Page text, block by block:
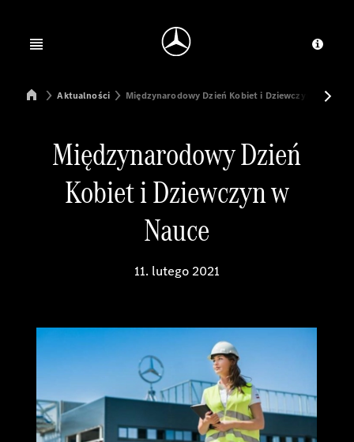
Open menu
Mercedes-Benz Manufacturing Poland
Aktualności Międzynarodowy Dzień Kobiet i Dziewczyn w Nauce
Międzynarodowy Dzień
Kobiet i Dziewczyn w
Nauce
11. lutego 2021